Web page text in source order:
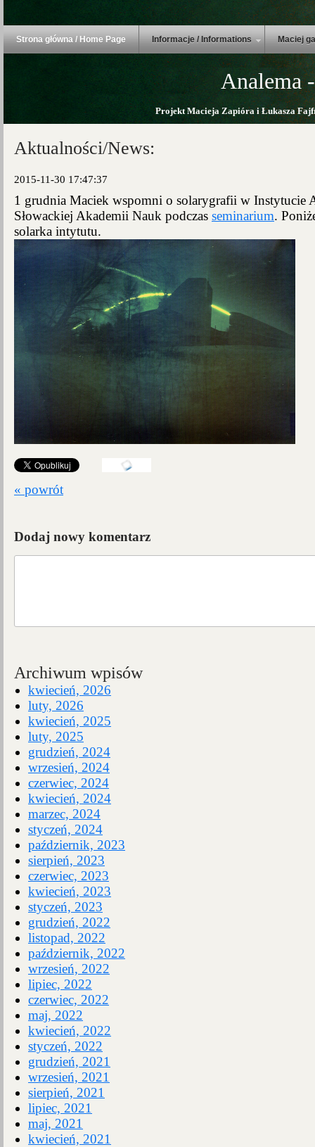
Strona główna / Home Page Informacje / Informations Maciej
Analema
Projekt Macieja Zapióra i Łukasza
Aktualności/News:
2015-11-30 17:47:37
1 grudnia Maciek wspomni o solarygrafii w Instytucie
Słowackiej Akademii Nauk podczas seminarium.
solarka intytutu.
« powrót
Dodaj nowy komentarz
Archiwum wpisów
kwiecień, 2026
luty, 2026
kwiecień, 2025
luty, 2025
grudzień, 2024
wrzesień, 2024
czerwiec, 2024
kwiecień, 2024
marzec, 2024
styczeń, 2024
październik, 2023
sierpień, 2023
czerwiec, 2023
kwiecień, 2023
styczeń, 2023
grudzień, 2022
listopad, 2022
październik, 2022
wrzesień, 2022
lipiec, 2022
czerwiec, 2022
maj, 2022
kwiecień, 2022
styczeń, 2022
grudzień, 2021
wrzesień, 2021
sierpień, 2021
lipiec, 2021
maj, 2021
kwiecień, 2021